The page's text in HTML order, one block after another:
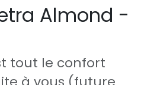
Almond -
tout le confort